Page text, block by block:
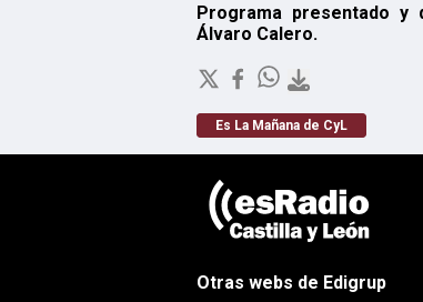
Programa presentado y
Álvaro Calero.
Es La Mañana de CyL
Otras webs de Edigrup